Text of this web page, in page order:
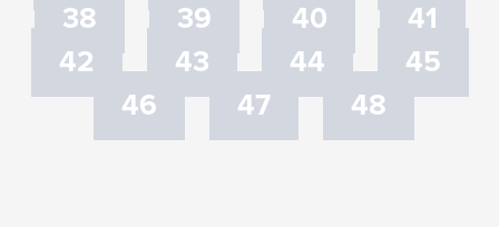
38
39 40
41
42
43 44
45
46
47 48